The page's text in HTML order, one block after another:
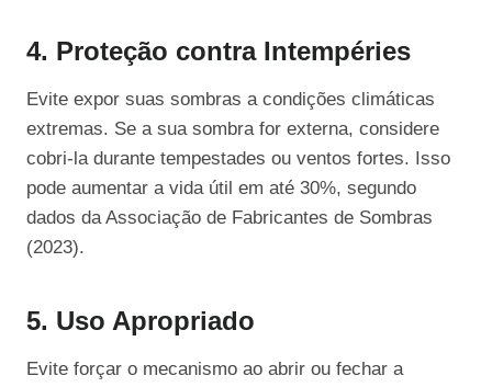
4. Proteção contra Intempéries
Evite expor suas sombras a condições climáticas
extremas. Se a sua sombra for externa, considere
cobri-la durante tempestades ou ventos fortes. Isso
pode aumentar a vida útil em até 30%, segundo
dados da Associação de Fabricantes de Sombras
(2023).
5. Uso Apropriado
Evite forçar o mecanismo ao abrir ou fechar a